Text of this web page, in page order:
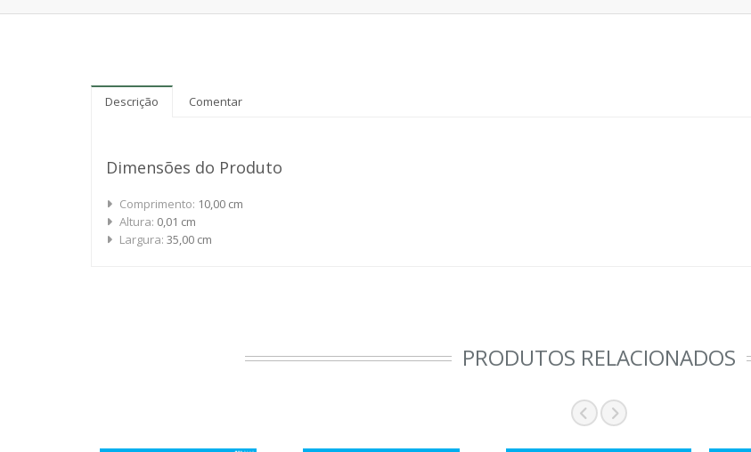
Descrição Comentar
Dimensões do Produto
Comprimento: 10,00 cm
Altura: 0,01 cm
Largura: 35,00 cm
PRODUTOS RELACIONADOS